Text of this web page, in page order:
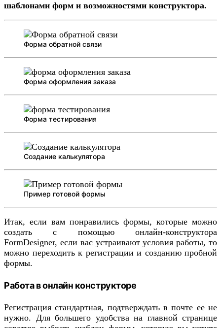
шаблонами форм и возможностями конструктора.
Форма обратной связи
Форма оформления заказа
Форма тестирования
Создание калькулятора
Пример готовой формы
Итак, если вам понравились формы, которые можно
создать с помощью онлайн-конструктора
FormDesigner, если вас устраивают условия работы, то
можно переходить к регистрации и созданию пробной
формы.
Работа в онлайн конструкторе
Регистрация стандартная, подтверждать в почте ее не
нужно. Для большего удобства на главной странице